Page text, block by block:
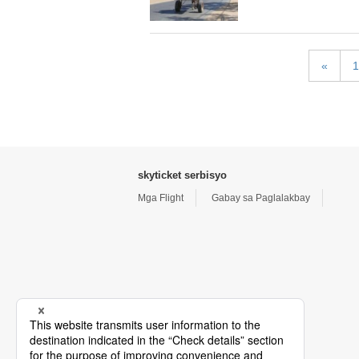
« 1
skyticket serbisyo
Mga Flight Gabay sa Paglalakbay